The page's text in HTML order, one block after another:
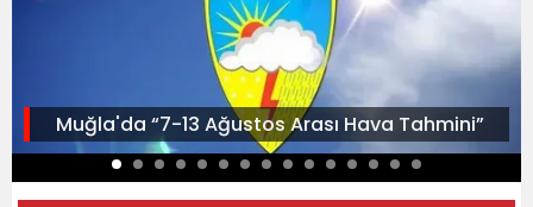
Muğla'da “7-13 Ağustos Arası Hava Tahmini”